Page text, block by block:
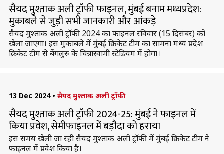
सैयद मुश्ताक अली ट्रॉफी फाइनल, मुंबई बनाम मध्यप्रदेश:
मुकाबले से जुड़ी सभी जानकारी और आंकड़े
सैयद मुश्ताक अली ट्रॉफी 2024 का फाइनल रविवार (15 दिसंबर) को
खेला जाएगा। इस मुकाबले में मुंबई क्रिकेट टीम का सामना मध्य प्रदेश
क्रिकेट टीम से बेंगलुरु के चिन्नास्वामी स्टेडियम में होगा।
13 Dec 2024 • सैयद मुश्ताक अली ट्रॉफी
सैयद मुश्ताक अली ट्रॉफी 2024-25: मुंबई ने फाइनल में
किया प्रवेश, सेमीफाइनल में बड़ौदा को हराया
इस समय खेली जा रही सैयद मुश्ताक अली ट्रॉफी में मुंबई क्रिकेट टीम ने
फाइनल में प्रवेश किया है।